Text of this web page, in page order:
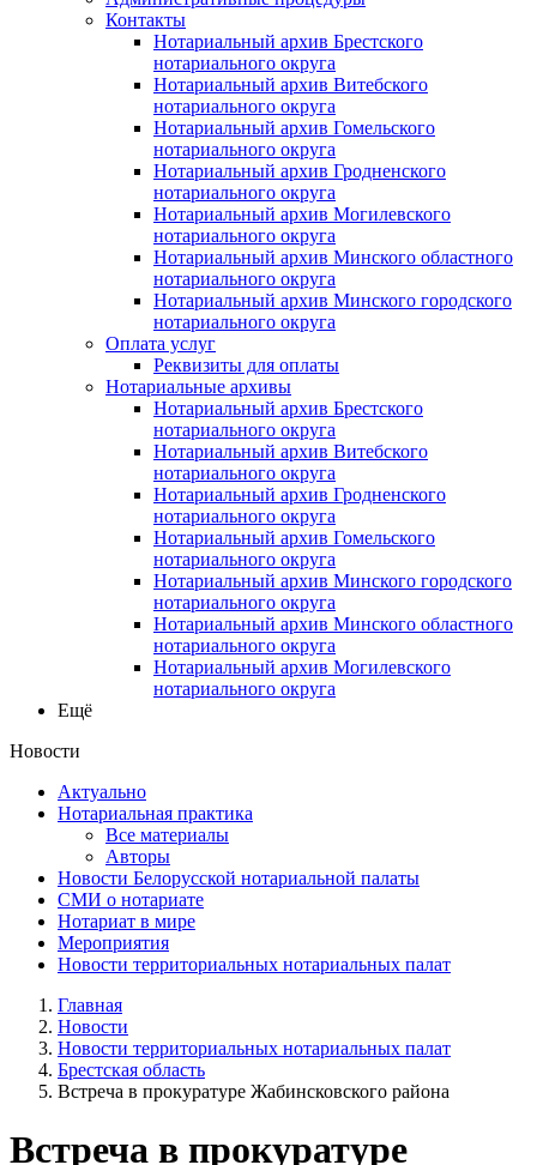
Контакты
Нотариальный архив Брестского
нотариального округа
Нотариальный архив Витебского
нотариального округа
Нотариальный архив Гомельского
нотариального округа
Нотариальный архив Гродненского
нотариального округа
Нотариальный архив Могилевского
нотариального округа
Нотариальный архив Минского областного
нотариального округа
Нотариальный архив Минского городского
нотариального округа
Оплата услуг
Реквизиты для оплаты
Нотариальные архивы
Нотариальный архив Брестского
нотариального округа
Нотариальный архив Витебского
нотариального округа
Нотариальный архив Гродненского
нотариального округа
Нотариальный архив Гомельского
нотариального округа
Нотариальный архив Минского городского
нотариального округа
Нотариальный архив Минского областного
нотариального округа
Нотариальный архив Могилевского
нотариального округа
Ещё
Новости
Актуально
Нотариальная практика
Все материалы
Авторы
Новости Белорусской нотариальной палаты
СМИ о нотариате
Нотариат в мире
Мероприятия
Новости территориальных нотариальных палат
Главная
Новости
Новости территориальных нотариальных палат
Брестская область
Встреча в прокуратуре Жабинсковского района
Встреча в прокуратуре